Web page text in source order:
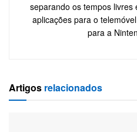
separando os tempos
aplicações para o
para a
Artigos relacionados